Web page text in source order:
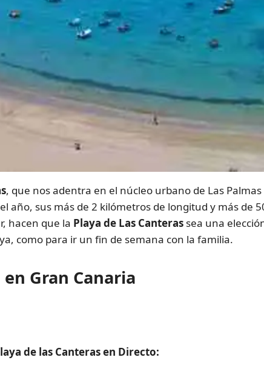
, que nos adentra en el núcleo urbano de Las
año, sus más de 2 kilómetros de longitud y más de
hacen que la Playa de Las Canteras sea una
como para ir un fin de semana con la familia.
Gran Canaria
de las Canteras en Directo: